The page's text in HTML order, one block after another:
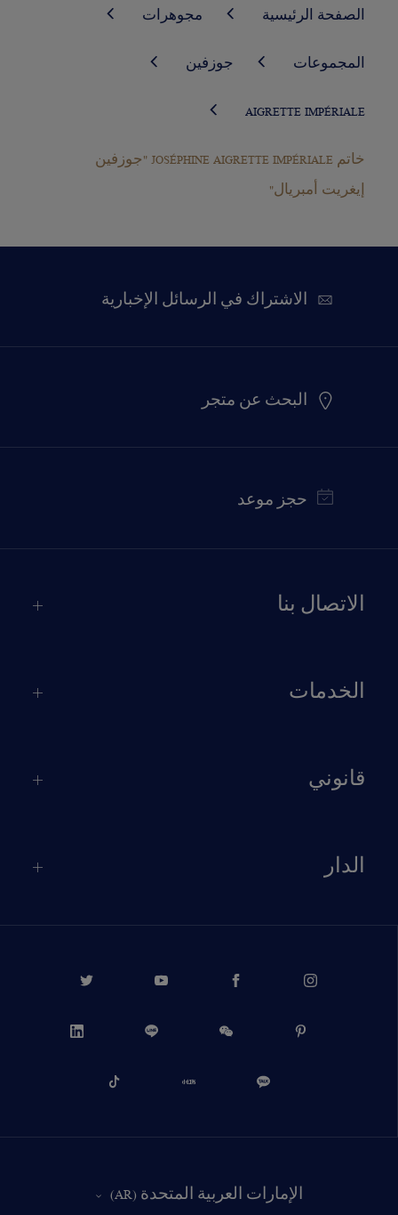
الصفحة الرئيسية مجوهرات
المجموعات جوزفين
AIGRETTE IMPÉRIALE
خاتم JOSÉPHINE AIGRETTE IMPÉRIALE "جوزفين
إيغريت أمبريال"
الاشتراك في الرسائل الإخبارية
البحث عن متجر
حجز موعد
الاتصال بنا
الخدمات
قانوني
الدار
الإمارات العربية المتحدة (AR)